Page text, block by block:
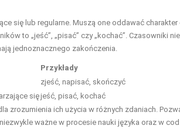
się lub regularne. Muszą one oddawać charakter
to „jeść”, „pisać” czy „kochać”. Czasowniki
jednoznacznego zakończenia.
Przykłady
zjeść, napisać, skończyć
sięjeść, pisać, kochać
zrozumienia ich użycia w różnych zdaniach.
ważne w procesie nauki języka oraz w